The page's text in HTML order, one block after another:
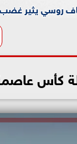
ومطالبات
عاصمة مصر